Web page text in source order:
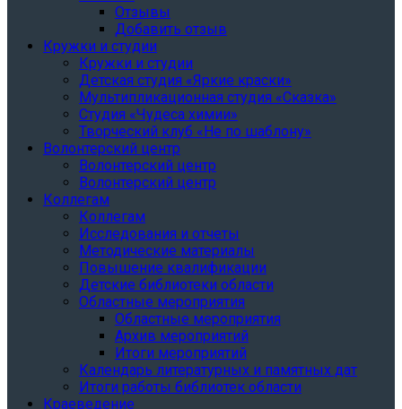
Отзывы
Добавить отзыв
Кружки и студии
Кружки и студии
Детская студия «Яркие краски»
Мультипликационная студия «Сказка»
Студия «Чудеса химии»
Творческий клуб «Не по шаблону»
Волонтерский центр
Волонтерский центр
Волонтерский центр
Коллегам
Коллегам
Исследования и отчеты
Методические материалы
Повышение квалификации
Детские библиотеки области
Областные мероприятия
Областные мероприятия
Архив мероприятий
Итоги мероприятий
Календарь литературных и памятных дат
Итоги работы библиотек области
Краеведение